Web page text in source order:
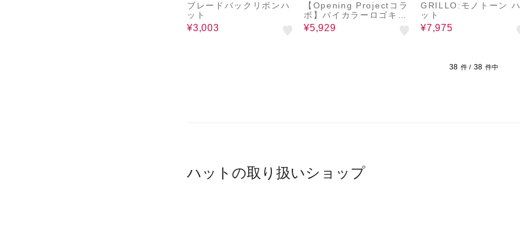
ブレードバックリボンハ
ット
¥3,003
【Opening Projectコラ
ボ】バイカラーロゴキャ
ップ
¥5,929
GRILLO:モノトーン ハ
ット
¥7,975
38 件 / 38 件中
ハットの取り扱いショップ